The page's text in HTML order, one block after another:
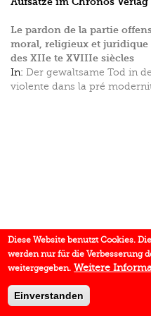
Le pardon de la partie
moral, religieux et
des XIIe te XVIIIe siècles
In: Der gewaltsame Tod in
violente dans la pré
Diese Website benutzt Cookies.
werden nur für die Verbesserung
weitergegeben. Weitere
Einverstanden